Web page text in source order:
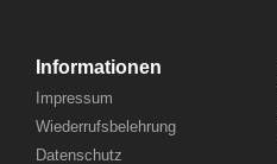
Informationen
Impressum
Wiederrufsbelehrung
Datenschutz